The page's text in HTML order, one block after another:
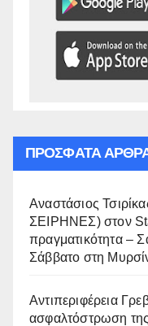
ΠΡΌΣΦΑΤΑ
Αναστάσιος
ΣΕΙΡΗΝΕΣ) στον
πραγματικότητα –
Σάββατο στη
Αντιπεριφέρεια
ασφαλτόστρωση